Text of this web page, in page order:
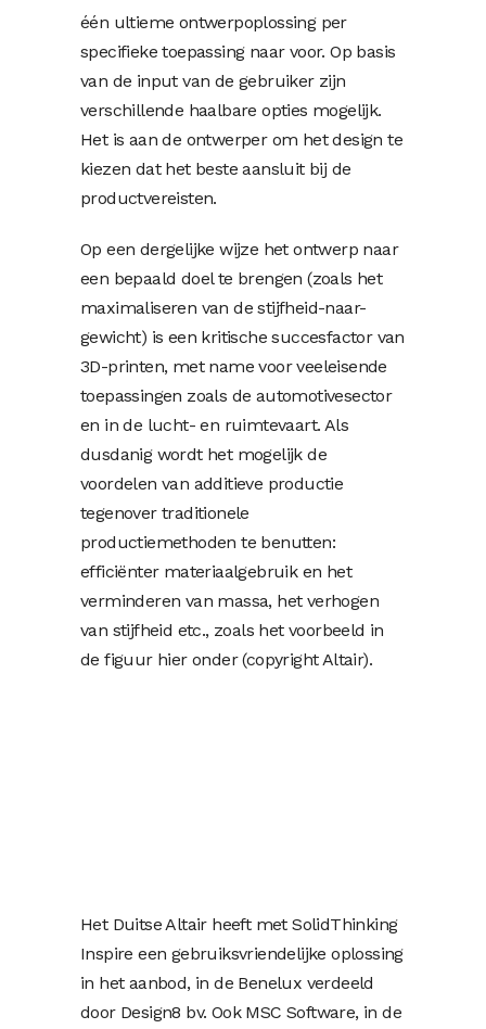
één ultieme ontwerpoplossing per
specifieke toepassing naar voor. Op basis
van de input van de gebruiker zijn
verschillende haalbare opties mogelijk.
Het is aan de ontwerper om het design te
kiezen dat het beste aansluit bij de
productvereisten.
Op een dergelijke wijze het ontwerp naar
een bepaald doel te brengen (zoals het
maximaliseren van de stijfheid-naar-
gewicht) is een kritische succesfactor van
3D-printen, met name voor veeleisende
toepassingen zoals de automotivesector
en in de lucht- en ruimtevaart. Als
dusdanig wordt het mogelijk de
voordelen van additieve productie
tegenover traditionele
productiemethoden te benutten:
efficiënter materiaalgebruik en het
verminderen van massa, het verhogen
van stijfheid etc., zoals het voorbeeld in
de figuur hier onder (copyright Altair).
Het Duitse Altair heeft met SolidThinking
Inspire een gebruiksvriendelijke oplossing
in het aanbod, in de Benelux verdeeld
door Design8 bv. Ook MSC Software, in de